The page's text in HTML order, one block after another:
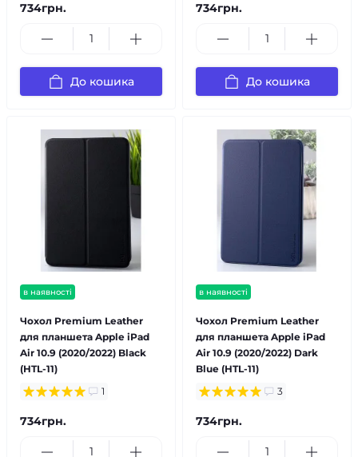
734грн.
До кошика
734грн.
До кошика
в наявності
Чохол Premium Leather
для планшета Apple iPad
Air 10.9 (2020/2022) Black
(HTL-11)
1
734грн.
в наявності
Чохол Premium Leather
для планшета Apple iPad
Air 10.9 (2020/2022) Dark
Blue (HTL-11)
3
734грн.